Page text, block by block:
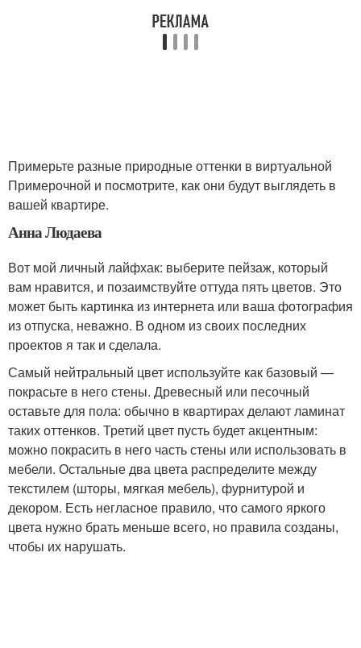
Примерьте разные природные оттенки в виртуальной
Примерочной и посмотрите, как они будут выглядеть в
вашей квартире.
Анна Людаева
Вот мой личный лайфхак: выберите пейзаж, который
вам нравится, и позаимствуйте оттуда пять цветов. Это
может быть картинка из интернета или ваша фотография
из отпуска, неважно. В одном из своих последних
проектов я так и сделала.
Самый нейтральный цвет используйте как базовый —
покрасьте в него стены. Древесный или песочный
оставьте для пола: обычно в квартирах делают ламинат
таких оттенков. Третий цвет пусть будет акцентным:
можно покрасить в него часть стены или использовать в
мебели. Остальные два цвета распределите между
текстилем (шторы, мягкая мебель), фурнитурой и
декором. Есть негласное правило, что самого яркого
цвета нужно брать меньше всего, но правила созданы,
чтобы их нарушать.